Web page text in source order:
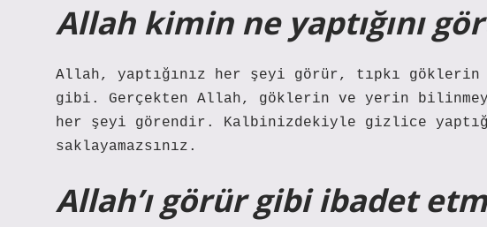
Allah kimin ne yaptığını
Allah, yaptığınız her şeyi görür, tıpkı
gibi. Gerçekten Allah, göklerin ve yerin
her şeyi görendir. Kalbinizdekiyle gizlice
saklayamazsınız.
Allah’ı görür gibi ibadet